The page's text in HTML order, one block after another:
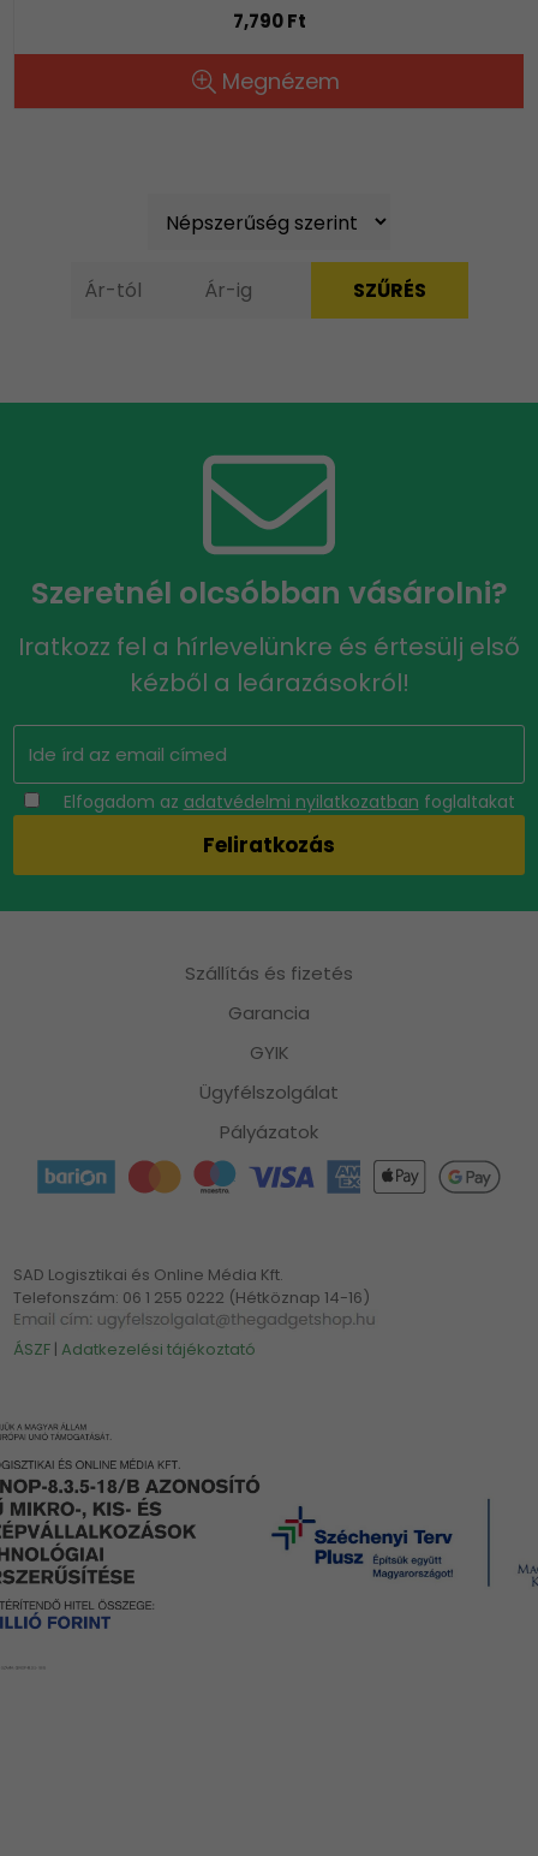
7,790 Ft
Megnézem
Szeretnél olcsóbban vásárolni?
Iratkozz fel a hírlevelünkre és értesülj első
kézből a leárazásokról!
Elfogadom az adatvédelmi nyilatkozatban foglaltakat
Szállítás és fizetés
Garancia
GYIK
Ügyfélszolgálat
Pályázatok
SAD Logisztikai és Online Média Kft.
Telefonszám: 06 1 255 0222 (Hétköznap 14-16)
ÁSZF |Adatkezelési tájékoztató